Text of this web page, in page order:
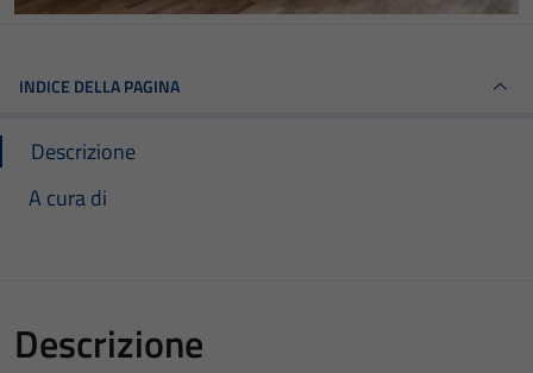
INDICE DELLA PAGINA
Descrizione
A cura di
Descrizione